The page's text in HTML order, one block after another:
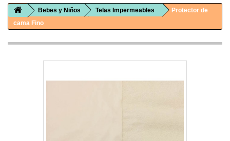
Bebes y Niños Telas Impermeables
Protector de
cama Fino